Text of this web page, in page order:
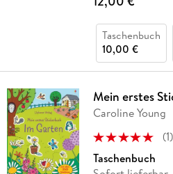
Taschenbuch
10,00 €
Mein erstes
Caroline Young
(1)
Taschenbuch